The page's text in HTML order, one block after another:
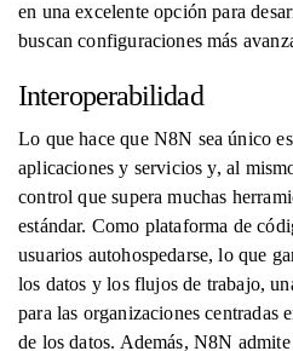
en una excelente opción para
buscan configuraciones más
Interoperabilidad
Lo que hace que N8N sea único
aplicaciones y servicios y, al
control que supera muchas
estándar. Como plataforma de
usuarios autohospedarse, lo que
los datos y los flujos de trabajo,
para las organizaciones centradas
de los datos. Además, N8N